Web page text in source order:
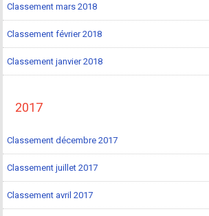
Classement mars 2018
Classement février 2018
Classement janvier 2018
2017
Classement décembre 2017
Classement juillet 2017
Classement avril 2017